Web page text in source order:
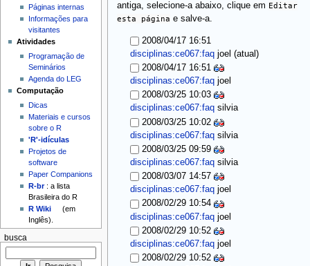
antiga, selecione-a abaixo, clique em Editar
esta página e salve-a.
2008/04/17 16:51
disciplinas:ce067:faq joel (atual)
2008/04/17 16:51
disciplinas:ce067:faq joel
2008/03/25 10:03
disciplinas:ce067:faq silvia
2008/03/25 10:02
disciplinas:ce067:faq silvia
2008/03/25 09:59
disciplinas:ce067:faq silvia
2008/03/07 14:57
disciplinas:ce067:faq joel
2008/02/29 10:54
disciplinas:ce067:faq joel
2008/02/29 10:52
disciplinas:ce067:faq joel
2008/02/29 10:52
Páginas internas
Informações para
visitantes
Atividades
Programação de
Seminários
Agenda do LEG
Computação
Dicas
Materiais e cursos
sobre o R
'R'-idículas
Projetos de
software
Paper Companions
R-br: a lista
Brasileira do R
R Wiki
(em
Inglês).
busca